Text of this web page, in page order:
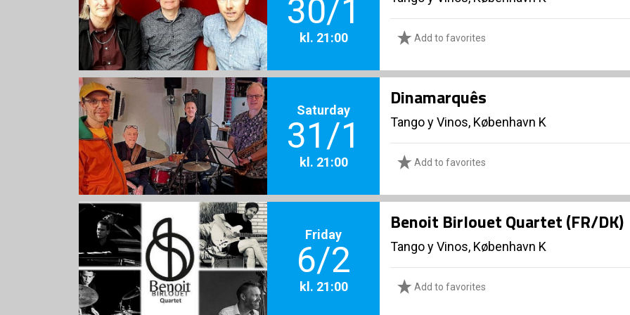
30/1
kl. 21:00 Add to favorites
Saturday
31/1
kl. 21:00
Dinamarquês
Tango y Vinos, København K
Add to favorites
Friday
6/2
kl. 21:00
Benoit Birlouet Quartet (FR/DK)
Tango y Vinos, København K
Add to favorites